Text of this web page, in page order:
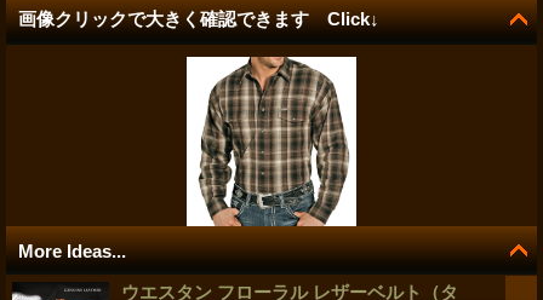
画像クリックで大きく確認できます Click↓
More Ideas...
ウエスタン フローラル レザーベルト（タ